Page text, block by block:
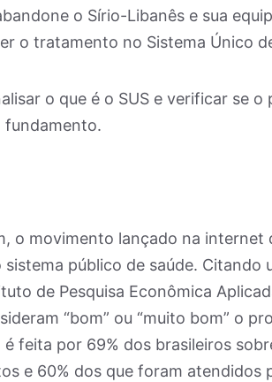
o Sírio-Libanês e sua
o tratamento no Sistema Único
o que é o SUS e verificar se o
fundamento.
o movimento lançado na internet
público de saúde. Citando
de Pesquisa Econômica
“bom” ou “muito bom” o
feita por 69% dos brasileiros
e 60% dos que foram atendidos